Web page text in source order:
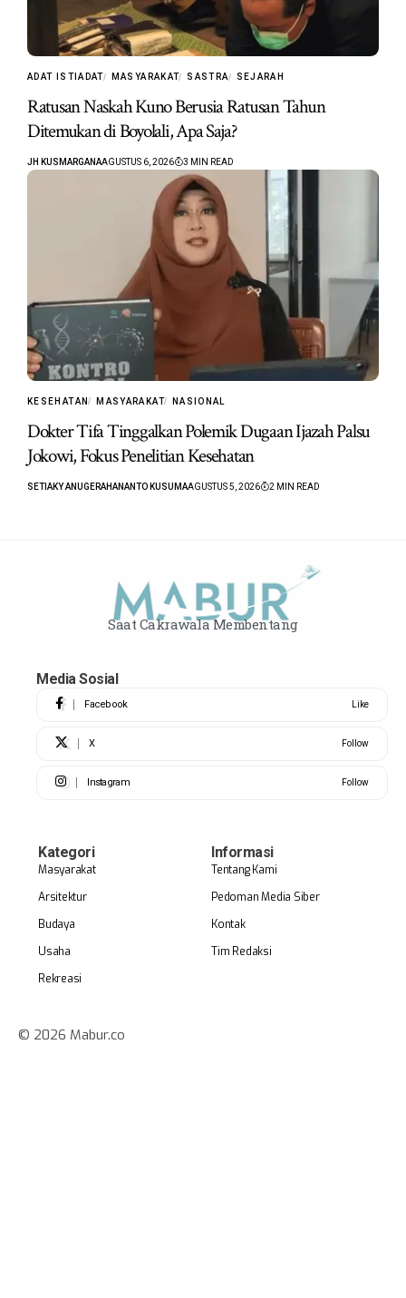
ADAT ISTIADAT MASYARAKAT SASTRA SEJARAH
Ratusan Naskah Kuno Berusia Ratusan Tahun
Ditemukan di Boyolali, Apa Saja?
JH KUSMARGANAAGUSTUS 6, 2026 3 MIN READ
KESEHATAN MASYARAKAT NASIONAL
Dokter Tifa Tinggalkan Polemik Dugaan Ijazah Palsu
Jokowi, Fokus Penelitian Kesehatan
SETIAKY ANUGERAHANANTO KUSUMAAGUSTUS 5, 2026 2 MIN READ
Saat Cakrawala Membentang
Media Sosial
Facebook Like
X Follow
Instagram Follow
Kategori
Masyarakat
Arsitektur
Budaya
Usaha
Rekreasi
Informasi
Tentang Kami
Pedoman Media Siber
Kontak
Tim Redaksi
© 2026 Mabur.co